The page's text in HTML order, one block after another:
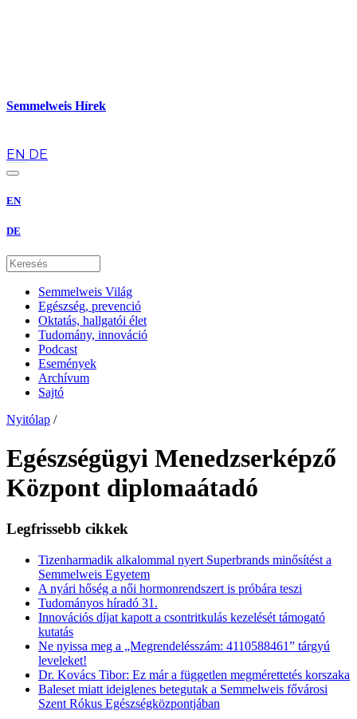
Semmelweis Hírek
EN DE
EN
DE
Semmelweis Világ
Egészség, prevenció
Oktatás, hallgatói élet
Tudomány, innováció
Podcast
Események
Archívum
Sajtó
Nyitólap /
Egészségügyi Menedzserképző
Központ diplomaátadó
Legfrissebb cikkek
Tizenharmadik alkalommal nyert Superbrands minősítést a
Semmelweis Egyetem
A nyári hőség a női hormonrendszert is próbára teszi
Tudományos híradó 31.
Innovációs díjat kapott a csontritkulás kezelését támogató
kutatás
Ne nyissa meg a „Megrendelésszám: 4110588461” tárgyú
leveleket!
Dr. Kovács Tibor: Ez már a független megmérettetés korszaka
Baleset miatt ideiglenes betegutak a Semmelweis fővárosi
Szent Rókus Egészségközpontjában